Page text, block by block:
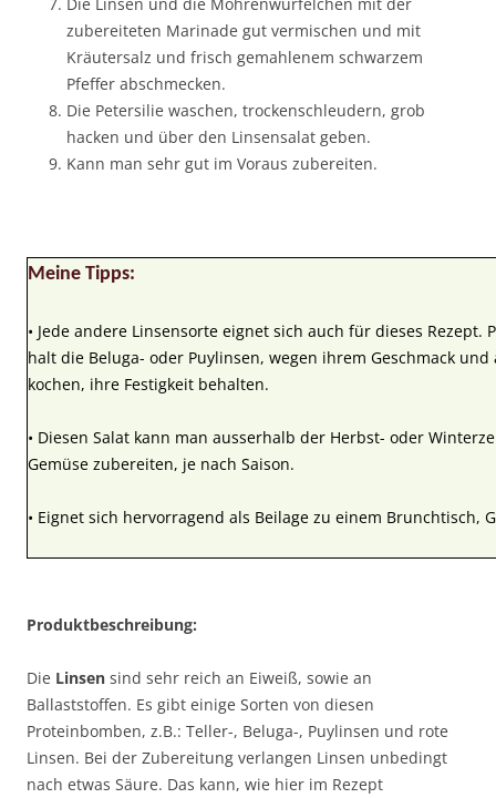
zubereiteten Marinade gut vermischen und mit
Kräutersalz und frisch gemahlenem schwarzem
Pfeffer abschmecken.
Die Petersilie waschen, trockenschleudern, grob
hacken und über den Linsensalat geben.
Kann man sehr gut im Voraus zubereiten.
Meine Tipps:
• Jede andere Linsensorte eignet sich auch für dieses Rezept.
halt die Beluga- oder Puylinsen, wegen ihrem Geschmack
kochen, ihre Festigkeit behalten.
• Diesen Salat kann man ausserhalb der Herbst- oder
Gemüse zubereiten, je nach Saison.
• Eignet sich hervorragend als Beilage zu einem Brunchtisch,
Produktbeschreibung:
Die Linsen sind sehr reich an Eiweiß, sowie an
Ballaststoffen. Es gibt einige Sorten von diesen
Proteinbomben, z.B.: Teller-, Beluga-, Puylinsen und rote
Linsen. Bei der Zubereitung verlangen Linsen unbedingt
nach etwas Säure. Das kann, wie hier im Rezept